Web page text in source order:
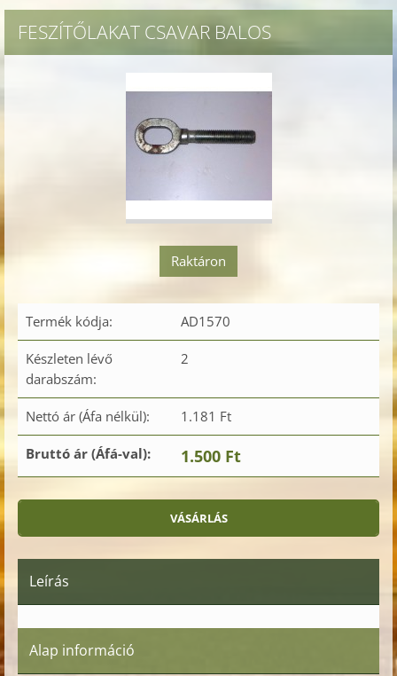
FESZÍTŐLAKAT CSAVAR BALOS
Raktáron
Termék kódja: AD1570
Készleten lévő
darabszám:
2
Nettó ár (Áfa nélkül): 1.181 Ft
Bruttó ár (Áfá-val): 1.500 Ft
Leírás
Alap információ